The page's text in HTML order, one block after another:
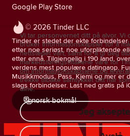
© 2026 Tinder LLC
Tinder er stedet der ekte
etter noe seriøst, noe uforpliktende
etter ennå. Tilgjengelig i 190 land,
verdens mest populære datingapp.
Musikkmodus, Pass, Kjemi og mer er
slags forbindelser. Last ned gratis på
norsk bokmål
Google Play Store
Vi tar personvernet ditt på alvor. Vi
bruker informasjonskapsler for å
nettstedet vårt, samt for å gi deg
markedsføringstiltakene våre for
om informasjonskapslene og
trekke tilbake samtykket ditt når
dine.
Jeg